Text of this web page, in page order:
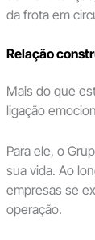
da frota em
Relação
Mais do que
ligação
Para ele, o
sua vida. Ao
empresas se
operação.